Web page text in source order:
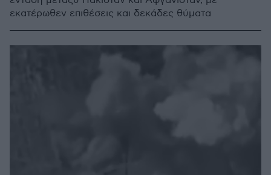
εκατέρωθεν επιθέσεις και δεκάδες θύματα